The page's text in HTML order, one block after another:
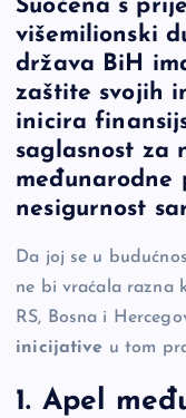
c
e
b
o
o
k
p
y
Li
n
k
se
n
g
er
Suočena s
višemilionski
država BiH
zaštite svojih
inicira
saglasnost za
međunarodne
nesigurnost
Da joj se u
ne bi vraćala razna
RS, Bosna i
inicijative u tom
1. Apel